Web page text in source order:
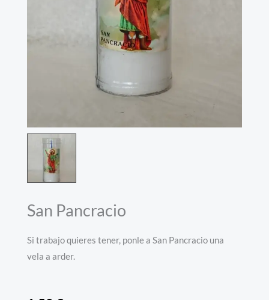
San Pancracio
Si trabajo quieres tener, ponle a San Pancracio una
vela a arder.